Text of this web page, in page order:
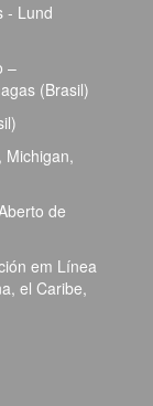
- Lund
–
(Brasil)
Michigan,
de
em Línea
el Caribe,